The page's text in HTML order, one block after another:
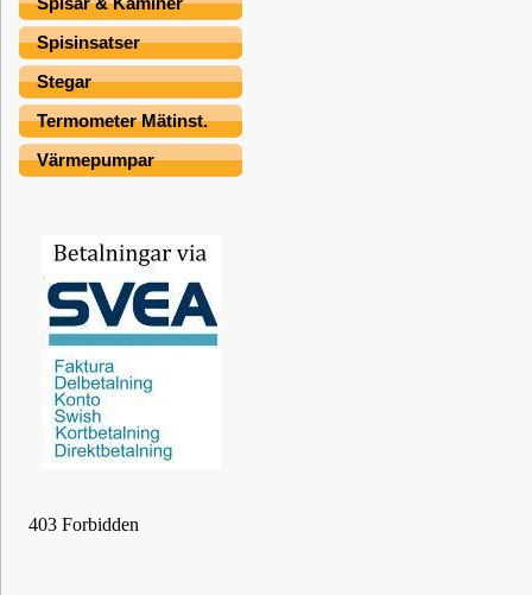
Spisinsatser
Stegar
Termometer Mätinst.
Värmepumpar